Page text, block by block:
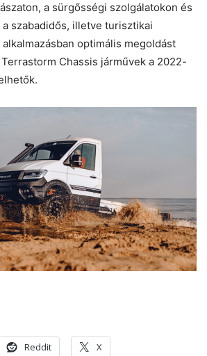
a sürgősségi szolgálatokon és
szabadidős, illetve turisztikai
optimális megoldást
Chassis járművek a 2022-
Reddit X